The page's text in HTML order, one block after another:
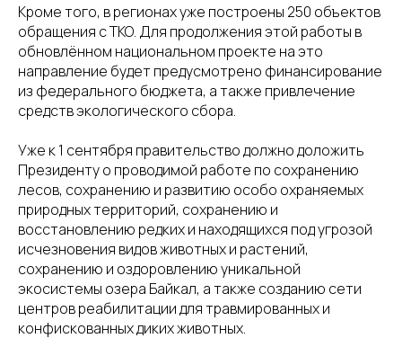
Кроме того, в регионах уже построены 250 объектов
обращения с ТКО. Для продолжения этой работы в
обновлённом национальном проекте на это
направление будет предусмотрено финансирование
из федерального бюджета, а также привлечение
средств экологического сбора.
Уже к 1 сентября правительство должно доложить
Президенту о проводимой работе по сохранению
лесов, сохранению и развитию особо охраняемых
природных территорий, сохранению и
восстановлению редких и находящихся под угрозой
исчезновения видов животных и растений,
сохранению и оздоровлению уникальной
экосистемы озера Байкал, а также созданию сети
центров реабилитации для травмированных и
конфискованных диких животных.